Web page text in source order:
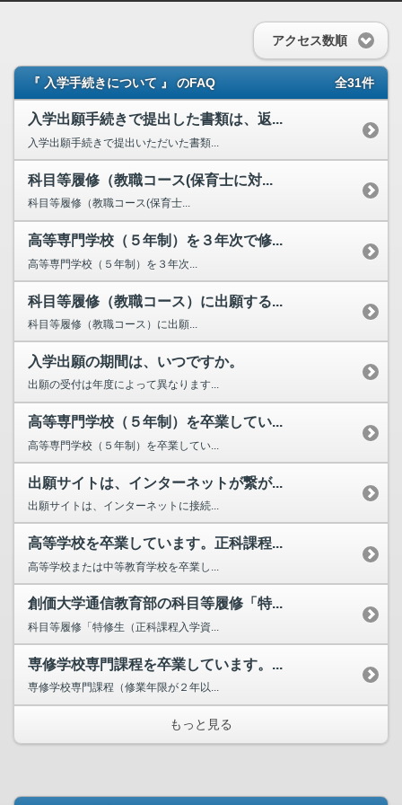
アクセス数順
『 入学手続きについて 』 のFAQ 全31件
入学出願手続きで提出した書類は、返...
入学出願手続きで提出いただいた書類...
科目等履修（教職コース(保育士に対...
科目等履修（教職コース(保育士...
高等専門学校（５年制）を３年次で修...
高等専門学校（５年制）を３年次...
科目等履修（教職コース）に出願する...
科目等履修（教職コース）に出願...
入学出願の期間は、いつですか。
出願の受付は年度によって異なります...
高等専門学校（５年制）を卒業してい...
高等専門学校（５年制）を卒業してい...
出願サイトは、インターネットが繋が...
出願サイトは、インターネットに接続...
高等学校を卒業しています。正科課程...
高等学校または中等教育学校を卒業し...
創価大学通信教育部の科目等履修「特...
科目等履修「特修生（正科課程入学資...
専修学校専門課程を卒業しています。...
専修学校専門課程（修業年限が２年以...
もっと見る